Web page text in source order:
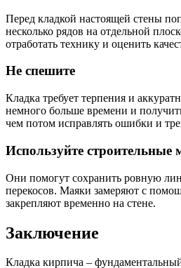
Перед кладкой настоящей стены
несколько рядов на отдельной
отработать технику и оценить
Не спешите
Кладка требует терпения и
немного больше времени и
чем потом исправлять ошибки и
Используйте строительные
Они помогут сохранить ровную
перекосов. Маяки замеряют с
закрепляют временно на стене.
Заключение
Кладка кирпича –